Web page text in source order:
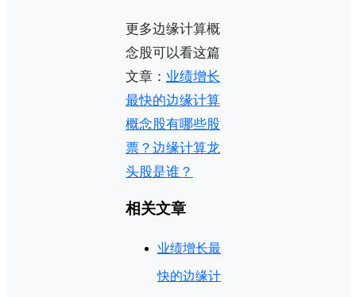
更多边缘计算概
念股可以看这篇
文章： 业绩增长
最快的边缘计算
概念股有哪些股
票？边缘计算龙
头股是谁？
相关文章
业绩增长最
快的边缘计